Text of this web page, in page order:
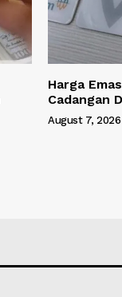
Harga
Cadangan
August 7, 2026